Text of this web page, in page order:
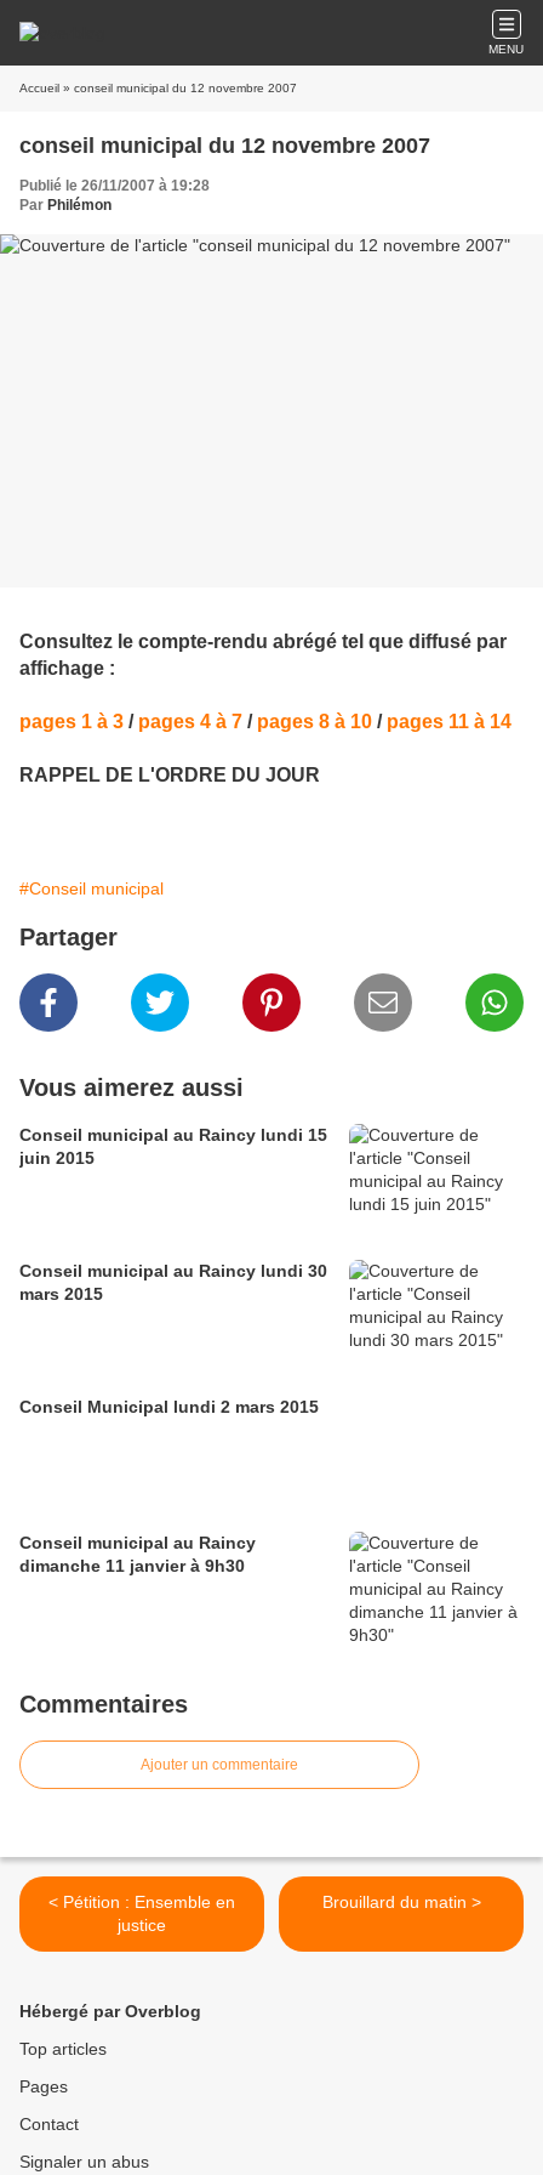
MENU
Accueil » conseil municipal du 12 novembre 2007
conseil municipal du 12 novembre 2007
Publié le 26/11/2007 à 19:28
Par Philémon
Consultez le compte-rendu abrégé tel que diffusé par
affichage :
pages 1 à 3 / pages 4 à 7 / pages 8 à 10 / pages 11 à 14
RAPPEL DE L'ORDRE DU JOUR
#Conseil municipal
Partager
Vous aimerez aussi
Conseil municipal au Raincy lundi 15
juin 2015
Conseil municipal au Raincy lundi 30
mars 2015
Conseil Municipal lundi 2 mars 2015
Conseil municipal au Raincy
dimanche 11 janvier à 9h30
Commentaires
Ajouter un commentaire
< Pétition : Ensemble en
justice
Brouillard du matin >
Hébergé par Overblog
Top articles
Pages
Contact
Signaler un abus